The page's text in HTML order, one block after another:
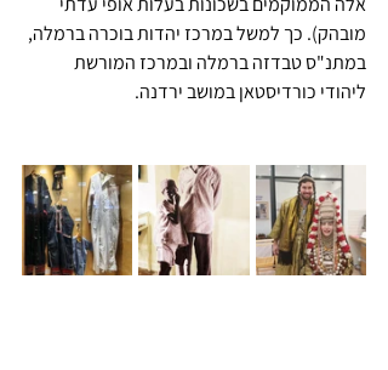
מובהק). כך למשל במרכז יהדות בוכרה ברמלה,
במתנ"ס טבדזה ברמלה ובמרכז המורשת
ליהודי כורדיסטאן במושב ירדנה.